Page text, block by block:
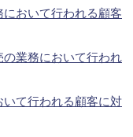
おいて行われる顧客
業務において行われ
て行われる顧客に対